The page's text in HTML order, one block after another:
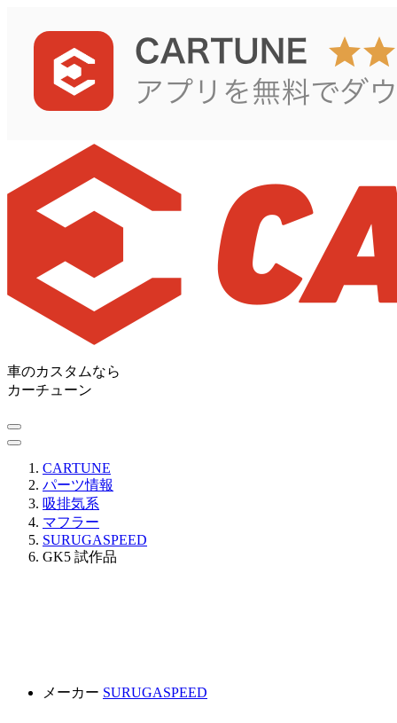
車のカスタムなら
カーチューン
CARTUNE
パーツ情報
吸排気系
マフラー
SURUGASPEED
GK5 試作品
メーカー SURUGASPEED